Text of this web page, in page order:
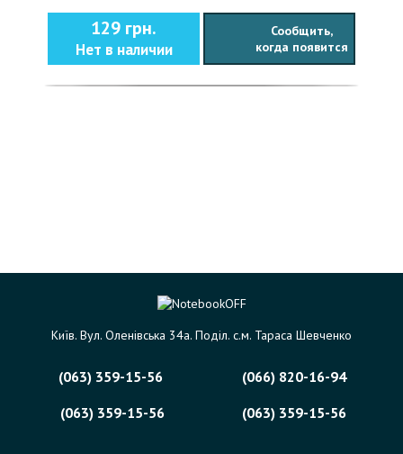
129 грн.
Нет в наличии
Сообщить,
когда появится
Київ. Вул. Оленівська 34а. Поділ. с.м. Тараса Шевченко
(063) 359-15-56
(066) 820-16-94
(063) 359-15-56
(063) 359-15-56